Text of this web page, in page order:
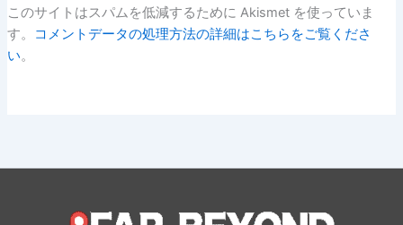
このサイトはスパムを低減するために Akismet を使っていま
す。
コメントデータの処理方法の詳細はこちらをご覧くださ
い。